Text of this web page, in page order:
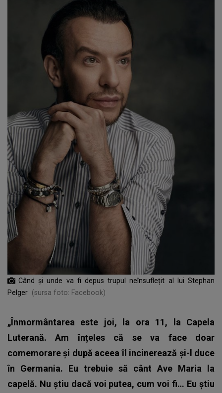
Când și unde va fi depus trupul neînsuflețit al lui Stephan
Pelger (sursa foto: Facebook)
„Înmormântarea este joi, la ora 11, la Capela
Luterană. Am înțeles că se va face doar
comemorare și după aceea îl incinerează și-l duce
în Germania. Eu trebuie să cânt Ave Maria la
capelă. Nu știu dacă voi putea, cum voi fi… Eu știu